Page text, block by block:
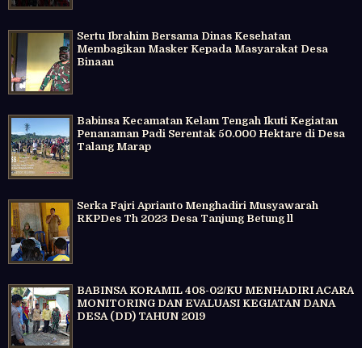
Sertu Ibrahim Bersama Dinas Kesehatan
Membagikan Masker Kepada Masyarakat Desa
Binaan
Babinsa Kecamatan Kelam Tengah Ikuti Kegiatan
Penanaman Padi Serentak 50.000 Hektare di Desa
Talang Marap
Serka Fajri Aprianto Menghadiri Musyawarah
RKPDes Th 2023 Desa Tanjung Betung ll
BABINSA KORAMIL 408-02/KU MENHADIRI ACARA
MONITORING DAN EVALUASI KEGIATAN DANA
DESA (DD) TAHUN 2019